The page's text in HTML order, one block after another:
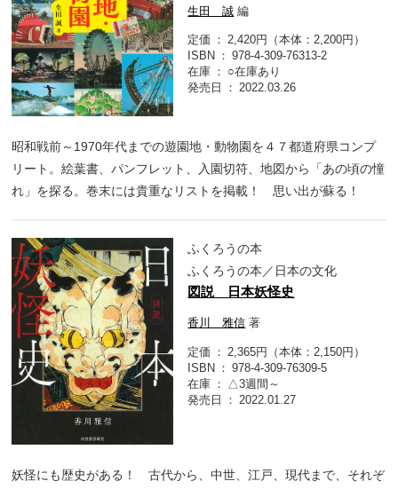
生田 誠 編
定価
2,420円（本体：2,200円）
ISBN
978-4-309-76313-2
在庫
○在庫あり
発売日
2022.03.26
昭和戦前～1970年代までの遊園地・動物園を４７都道府県コンプ
リート。絵葉書、パンフレット、入園切符、地図から「あの頃の憧
れ」を探る。巻末には貴重なリストを掲載！ 思い出が蘇る！
ふくろうの本
ふくろうの本／日本の文化
図説 日本妖怪史
香川 雅信 著
定価
2,365円（本体：2,150円）
ISBN
978-4-309-76309-5
在庫
△3週間～
発売日
2022.01.27
妖怪にも歴史がある！ 古代から、中世、江戸、現代まで、それぞ